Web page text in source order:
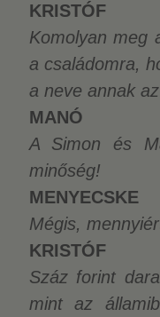
KRISTÓF
Komolyan meg
a családomra,
a neve annak
MANÓ
A Simon és
minőség!
MENYECSKE
Mégis,
KRISTÓF
Száz forint
mint az